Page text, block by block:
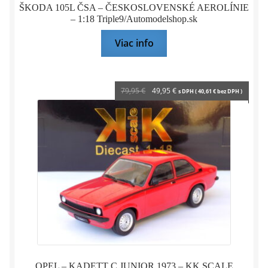
ŠKODA 105L ČSA – ČESKOSLOVENSKÉ AEROLÍNIE
– 1:18 Triple9/Automodelshop.sk
Viac info
79,95€
Pôvodná
cena
bola:
79,95 €.
49,95 €Aktuálna
cena
je:
49,95 €.
s DPH (40,61 €bez DPH )